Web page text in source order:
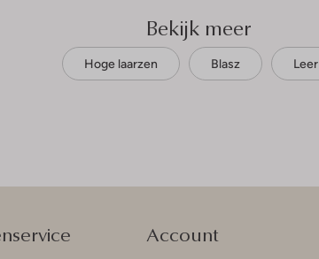
Bekijk meer
Hoge laarzen Blasz Leer
Account